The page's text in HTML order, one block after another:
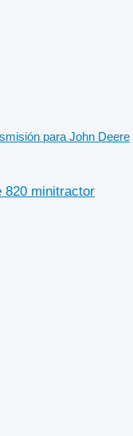
para John Deere
820 minitractor